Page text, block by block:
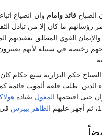
الصباح قائد وامام وان انصياع
رؤسائهم ما كان إلا من تبادل
القوي المطلق بعقيدتهم
رخيصة في سبيله لأنهم
حكم النزارية سبع حكام
الدين. ظلت قلعة ألموت قائمة
حتى اقتحمها المغول بقيادة
الظاهر بيبرس قي